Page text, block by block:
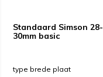
Standaard Simson 28-
30mm basic
type brede plaat